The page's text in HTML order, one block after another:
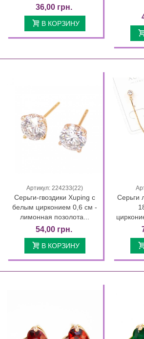
Серьги Xuping классические
(Медицинское золото)
75,65 грн.89,00 грн.
03 Дней 10 : 16 : 24
03 Дней 10 : 16 : 24
Кольцо Xuping позолота
(Медицинское золото)
87,00 грн.
36,00 грн.
В КОРЗИНУ
Быстрый просмотр
Артикул: 224233(22)
Серьги-гвоздики Xuping с
белым цирконием 0,6 см -
лимонная позолота...
54,00 грн.
В КОРЗИНУ
Серьги